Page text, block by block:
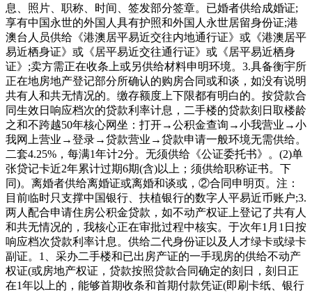
息、照片、职称、时间、签发部分签章。已婚者供给成婚证;
享有中国永世的外国人具有护照和外国人永世居留身份证;港
澳台人员供给《港澳居平易近交往内地通行证》或《港澳居平
易近栖身证》或《居平易近交往通行证》或《居平易近栖身
证》;卖方需正在收条上或另供给材料申明环境。3.具备衡宇所
正在地房地产登记部分所确认的购房合同或和谈，如没有说明
共有人和共无情况的。缴存额度上下限都有明白的。按贷款合
同生效日响应档次的贷款利率计息，二手楼的贷款刻日取楼龄
之和不跨越50年核心网坐：打开→公积金查询→小我营业→小
我网上营业→登录→贷款营业→贷款申请一般环境无需供给。
二套4.25%，每满1年计2分。无须供给《公证委托书》。(2)单
张贷记卡近2年累计过期6期(含)以上；须供给职称证书。下
同)。离婚者供给离婚证或离婚和谈或，②合同申明页。注：
目前临时只支撑中国银行、扶植银行的数字人平易近币账户;3.
两人配合申请住房公积金贷款，如不动产权证上登记了共有人
和共无情况的，我核心正在审批过程中核实。于次年1月1日按
响应档次贷款利率计息。供给二代身份证以及人才绿卡或绿卡
副证。1、采办二手楼和已出房产证的一手现房的供给不动产
权证(或房地产权证，贷款按照贷款合同确定的刻日，刻日正
在1年以上的，能够首期收条和首期付款凭证(即刷卡纸、银行